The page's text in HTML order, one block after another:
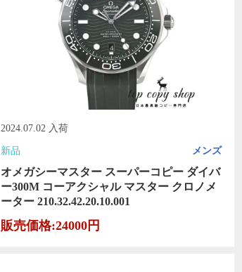
2024.07.02 入荷
新品 メンズ
オメガシーマスター スーパーコピー ダイバ
ー300M コーアクシャル マスター クロノメ
ーター 210.32.42.20.10.001
販売価格:24000円